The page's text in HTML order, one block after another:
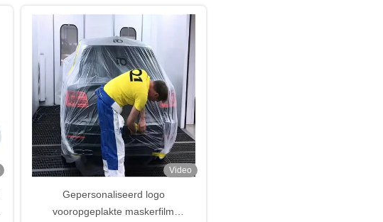
Video
Gepersonaliseerd logo
vooropgeplakte maskerfilm